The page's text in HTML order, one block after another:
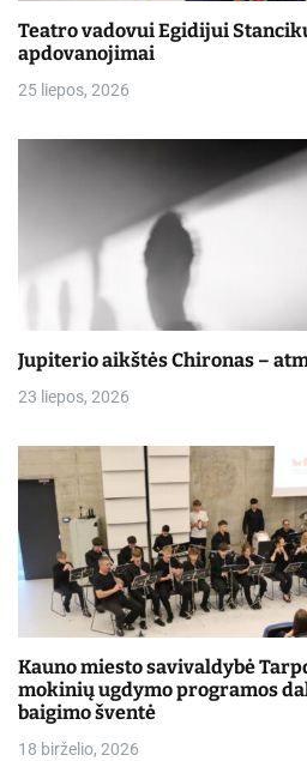
Teatro vadovui Egidijui
apdovanojimai
25 liepos, 2026
Jupiterio aikštės Chironas –
23 liepos, 2026
Kauno miesto savivaldybė
mokinių ugdymo programos
baigimo šventė
18 birželio, 2026